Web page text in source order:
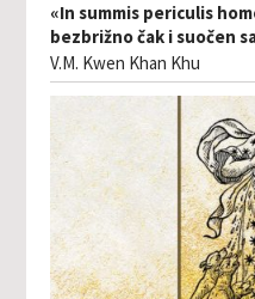
«In summis periculis
bezbrižno čak i suočen
V.M. Kwen Khan Khu